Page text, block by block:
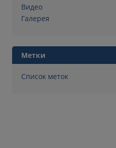
Видео
Галерея
Метки
Список меток